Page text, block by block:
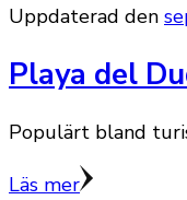
Uppdaterad den
Playa del
Populärt bland
Läs mer